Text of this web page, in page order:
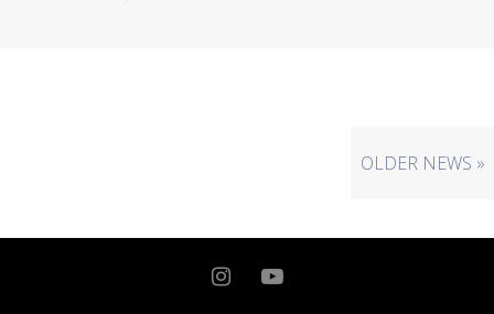
OLDER NEWS »